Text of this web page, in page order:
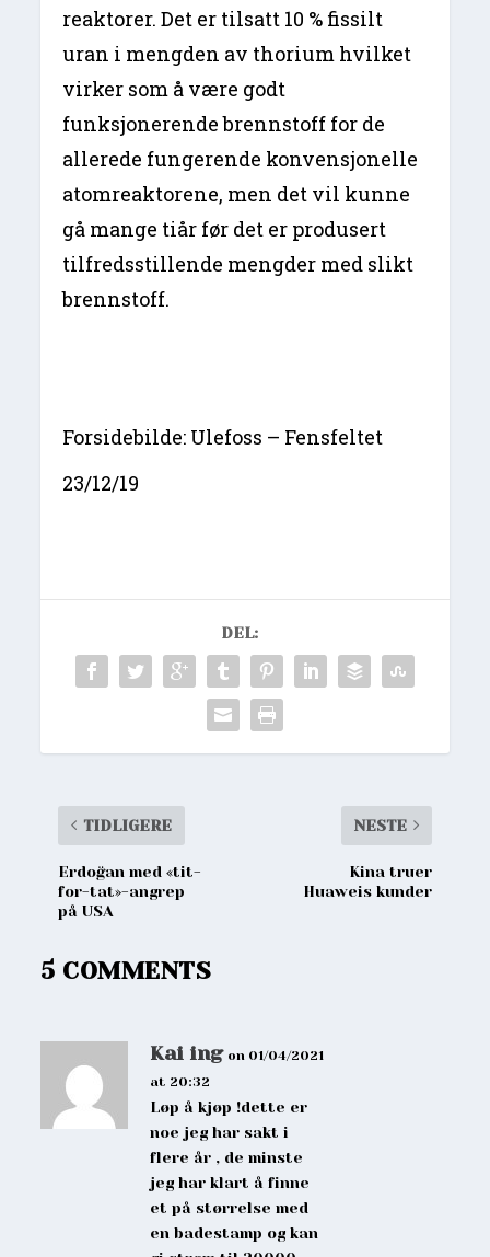
reaktorer. Det er tilsatt 10 % fissilt
uran i mengden av thorium hvilket
virker som å være godt
funksjonerende brennstoff for de
allerede fungerende konvensjonelle
atomreaktorene, men det vil kunne
gå mange tiår før det er produsert
tilfredsstillende mengder med slikt
brennstoff.
Forsidebilde: Ulefoss – Fensfeltet
23/12/19
DEL:
TIDLIGERE
Erdoğan med «tit-
for-tat»-angrep
på USA
NESTE
Kina truer
Huaweis kunder
5 COMMENTS
Kai ing on 01/04/2021
at 20:32
Løp å kjøp !dette er
noe jeg har sakt i
flere år , de minste
jeg har klart å finne
et på størrelse med
en badestamp og kan